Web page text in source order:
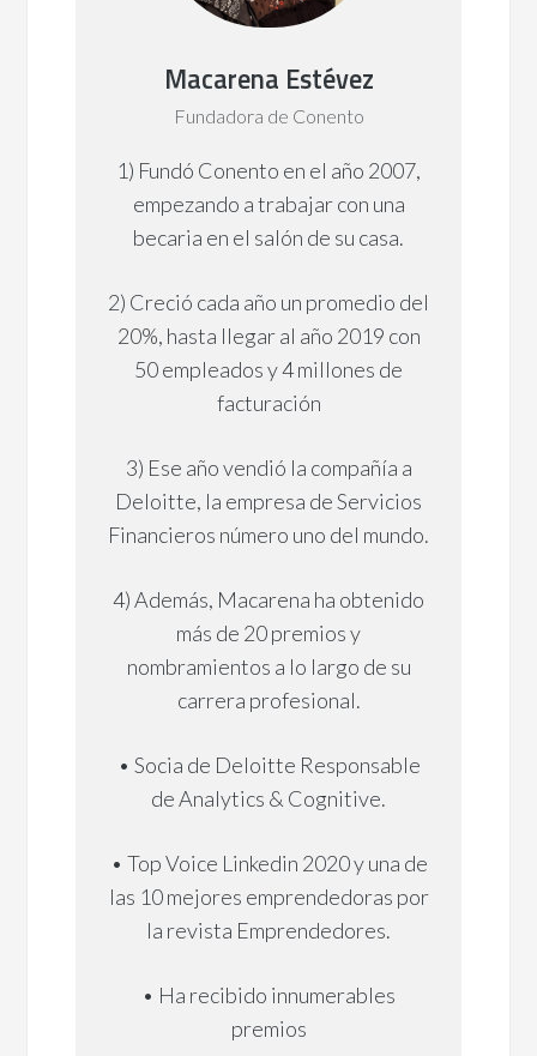
Macarena Estévez
Fundadora de Conento
1) Fundó Conento en el año 2007,
empezando a trabajar con una
becaria en el salón de su casa.
2) Creció cada año un promedio del
20%, hasta llegar al año 2019 con
50 empleados y 4 millones de
facturación
3) Ese año vendió la compañía a
Deloitte, la empresa de Servicios
Financieros número uno del mundo.
4) Además, Macarena ha obtenido
más de 20 premios y
nombramientos a lo largo de su
carrera profesional.
• Socia de Deloitte Responsable
de Analytics & Cognitive.
• Top Voice Linkedin 2020 y una de
las 10 mejores emprendedoras por
la revista Emprendedores.
• Ha recibido innumerables
premios